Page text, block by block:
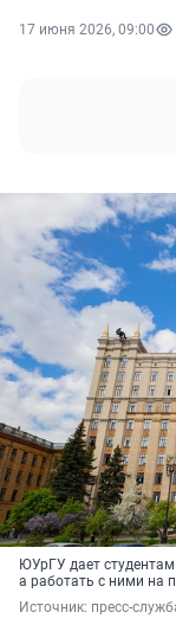
17 июня 2026, 09:00
ЮУрГУ дает
а работать с ними на
Источник: пресс-